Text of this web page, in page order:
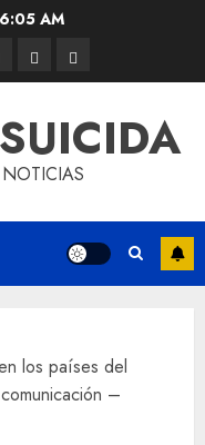
AM
los países del
–